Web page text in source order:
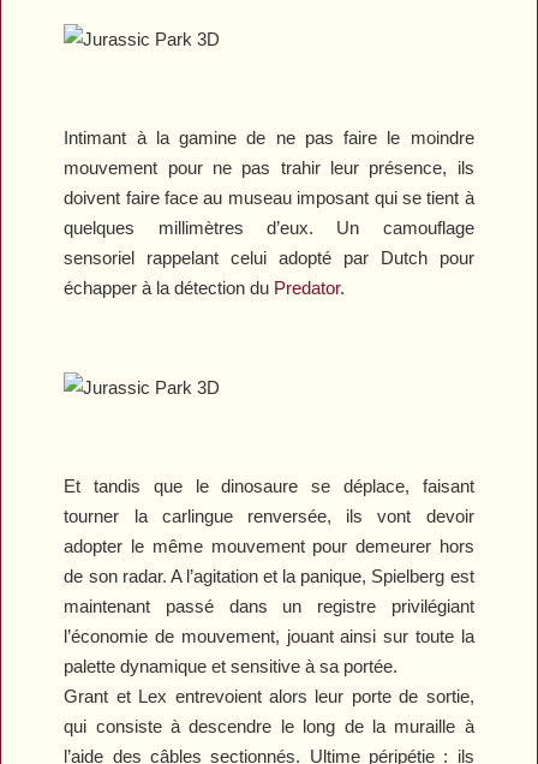
Intimant à la gamine de ne pas faire le moindre
mouvement pour ne pas trahir leur présence, ils
doivent faire face au museau imposant qui se tient à
quelques millimètres d’eux. Un camouflage
sensoriel rappelant celui adopté par Dutch pour
échapper à la détection du Predator.
Et tandis que le dinosaure se déplace, faisant
tourner la carlingue renversée, ils vont devoir
adopter le même mouvement pour demeurer hors
de son radar. A l’agitation et la panique, Spielberg est
maintenant passé dans un registre privilégiant
l’économie de mouvement, jouant ainsi sur toute la
palette dynamique et sensitive à sa portée.
Grant et Lex entrevoient alors leur porte de sortie,
qui consiste à descendre le long de la muraille à
l’aide des câbles sectionnés. Ultime péripétie : ils